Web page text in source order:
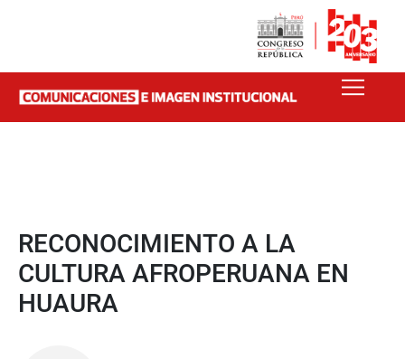
RECONOCIMIENTO A LA
CULTURA AFROPERUANA EN
HUAURA